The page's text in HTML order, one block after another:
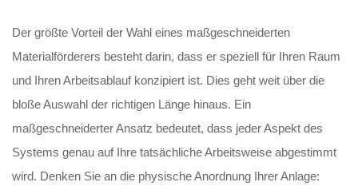
Der größte Vorteil der Wahl eines maßgeschneiderten
Materialförderers besteht darin, dass er speziell für Ihren Raum
und Ihren Arbeitsablauf konzipiert ist. Dies geht weit über die
bloße Auswahl der richtigen Länge hinaus. Ein
maßgeschneiderter Ansatz bedeutet, dass jeder Aspekt des
Systems genau auf Ihre tatsächliche Arbeitsweise abgestimmt
wird. Denken Sie an die physische Anordnung Ihrer Anlage: